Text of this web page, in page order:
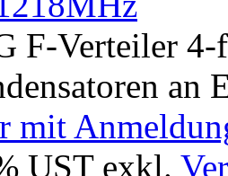
F-Verteiler
an
mit
UST exkl.